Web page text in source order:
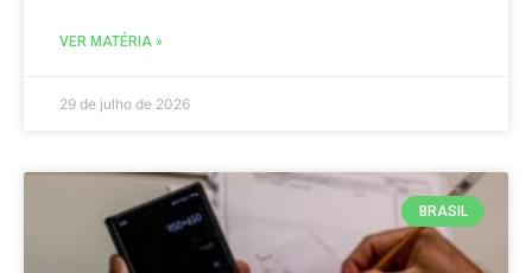
VER MATÉRIA »
29 de julho de 2026
BRASIL